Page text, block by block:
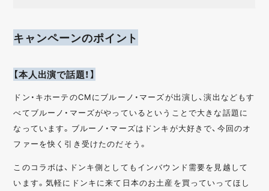
キャンペーンのポイント
【本人出演で話題！】
ドン・キホーテのCMにブルーノ・マーズが出演し、演出などもす
べてブルーノ・マーズがやっているということで大きな話題に
なっています。ブルーノ・マーズはドンキが大好きで、今回のオ
ファーを快く引き受けたのだそう。
このコラボは、ドンキ側としてもインバウンド需要を見越して
います。気軽にドンキに来て日本のお土産を買っていってほし